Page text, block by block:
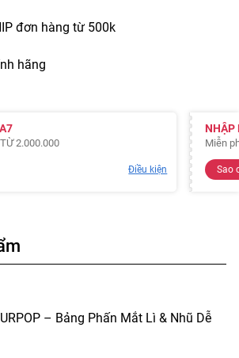
đơn hàng từ 500k
hãng
2.000.000
Điều kiện
NHẬP
Miễn
Sao
– Bảng Phấn Mắt Lì & Nhũ Dễ